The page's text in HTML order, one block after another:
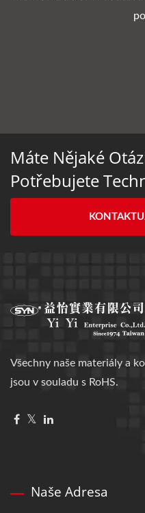
Máte Nějaké
Potřebujete
Všechny naše materiály a
jsou v souladu s RoHS.
Naše Adresa